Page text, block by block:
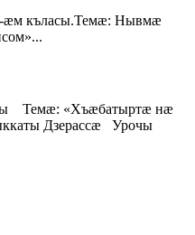
Нывмæ
Темæ: «Хъæбатыртæ нæ
Дзерассæ Урочы